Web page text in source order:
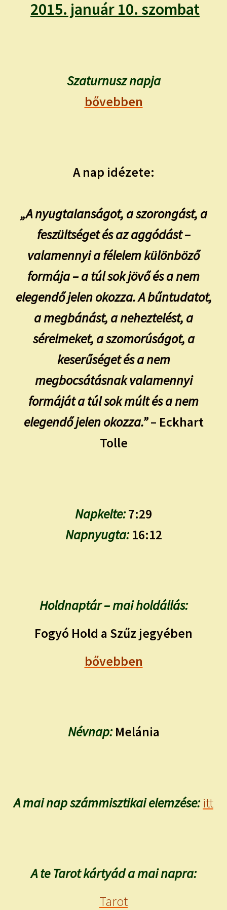
menu
ISMERJ MEG!
Expand
TAROT ELEMZÉS MEGRENDELÉSE LIMITÁLT!
2015. január 10. szombat
Szaturnusz napja
bővebben
A nap idézete:
„A nyugtalanságot, a szorongást, a
feszültséget és az aggódást –
valamennyi a félelem különböző
formája – a túl sok jövő és a nem
elegendő jelen okozza. A bűntudatot,
a megbánást, a neheztelést, a
sérelmeket, a szomorúságot, a
keserűséget és a nem
megbocsátásnak valamennyi
formáját a túl sok múlt és a nem
elegendő jelen okozza.”– Eckhart
Tolle
Napkelte:7:29
Napnyugta:16:12
Holdnaptár – mai holdállás:
Fogyó Hold a Szűz jegyében
bővebben
Névnap:Melánia
A mai nap számmisztikai elemzése: itt
A te Tarot kártyád a mai napra:
Tarot